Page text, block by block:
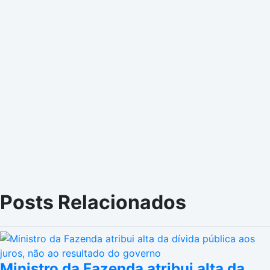
Posts Relacionados